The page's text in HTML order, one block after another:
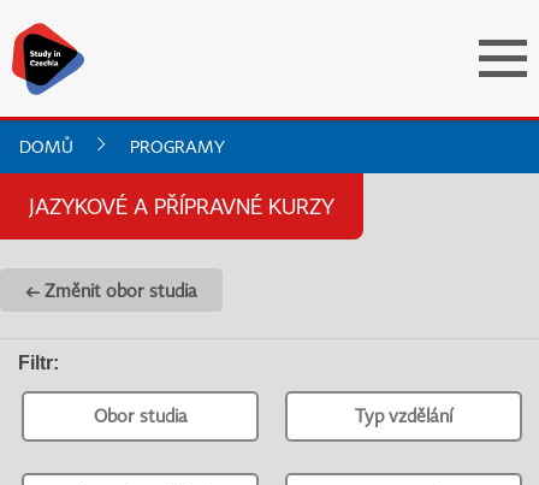
DOMŮ PROGRAMY
JAZYKOVÉ A PŘÍPRAVNÉ KURZY
← Změnit obor studia
Filtr:
Obor studia Typ vzdělání